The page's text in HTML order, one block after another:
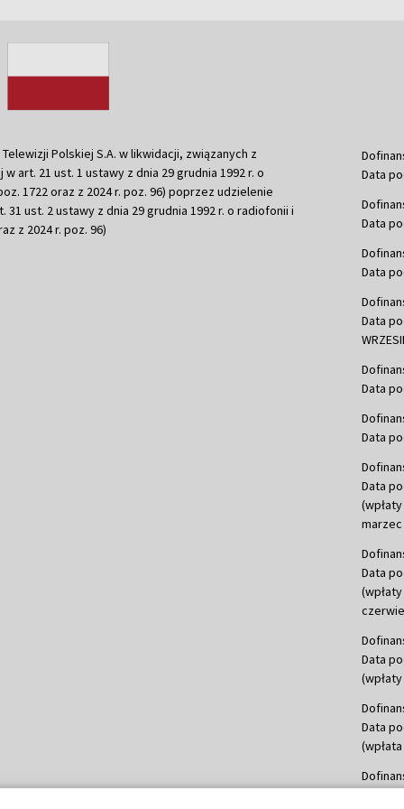
Polskiej S.A. w likwidacji, związanych z
art. 21 ust. 1 ustawy z dnia 29 grudnia 1992 r. o
1722 oraz z 2024 r. poz. 96) poprzez udzielenie
ust. 2 ustawy z dnia 29 grudnia 1992 r. o radiofonii i
z 2024 r. poz. 96)
Data
Data
Data
Data
Data
Data
Data
marzec
Data
Data
Data